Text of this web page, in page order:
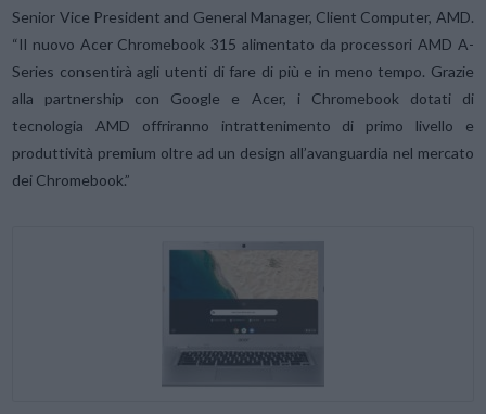
Senior Vice President and General Manager, Client Computer, AMD.
“Il nuovo Acer Chromebook 315 alimentato da processori AMD A-
Series consentirà agli utenti di fare di più e in meno tempo. Grazie
alla partnership con Google e Acer, i Chromebook dotati di
tecnologia AMD offriranno intrattenimento di primo livello e
produttività premium oltre ad un design all’avanguardia nel mercato
dei Chromebook.”